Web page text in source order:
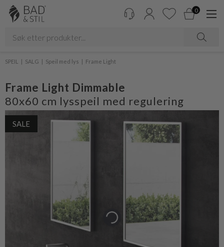
0
SPEIL SALG Speil med lys Frame Light
Frame Light Dimmable
80x60 cm lysspeil med regulering
SALE